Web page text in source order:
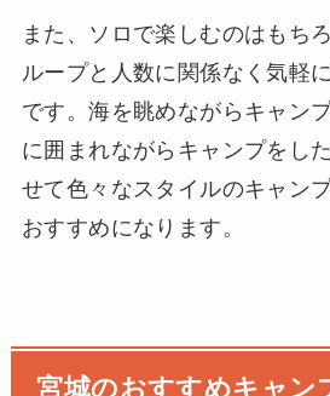
また、ソロで楽しむのはもち
ループと人数に関係なく気軽
です。海を眺めながらキャン
に囲まれながらキャンプをし
せて色々なスタイルのキャン
おすすめになります。
宮城のおすすめキャン